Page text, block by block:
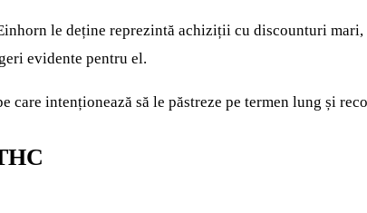
le deține reprezintă achiziții cu discounturi
evidente pentru el.
care intenționează să le păstreze pe termen lung și